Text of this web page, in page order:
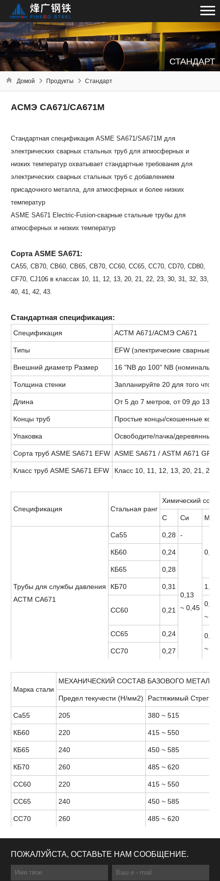
СТАНДАРТ
Домой Продукты Стандарт
АСМЭ СА671/СА671М
Стандартная спецификация ASME SA671/SA671M для
электрических сварных стальных труб для атмосферных и
низких температур охватывает стандартные требования для
электрических сварных стальных труб с добавлением
присадочного металла, для атмосферных и более низких
температур
ASME SA671 Electric-Fusion-сварные стальные трубы для
атмосферных и низких температур
Сорта ASME SA671:
CA55, CB70, CB60, CB65, CB70, CC60, CC65, CC70, CD70, CD80,
CF70, CJ106 в классах 10, 11, 12, 13, 20, 21, 22, 23, 30, 31, 32, 33,
40, 41, 42, 43.
Стандартная спецификация:
Спецификация АСТМ А671/АСМЭ СА671
Типы EFW (электрические сварные
Внешний диаметр Размер 16 "NB до 100" NB
Толщина стенки Запланируйте 20 для того
Длина От 5 до 7 метров, от 09 до 13
Концы труб Простые концы/скошенные
Упаковка Освободите/пачка/деревянный
Сорта труб ASME SA671 EFW ASME SA671 / ASTM A671
Класс труб ASME SA671 EFW Класс 10, 11, 12, 13, 20, 21, 22,
Спецификация Стальная ранг
Химический
С Си Mn
Трубы для службы давления
АСТМ СА671
Ca55 0,28 -
0,98
КБ60 0,24
0,13
~ 0,45
КБ65 0,28
КБ70 0,31 1,30
СС60 0,21
0,55
~
СС65 0,24
0,79
~
СС70 0,27
Марка стали
МЕХАНИЧЕСКИЙ СОСТАВ БАЗОВОГО МЕТАЛЛА
Предел текучести (Н/мм2) Растяжимый Стрегтх
Ca55 205 380 ~ 515
КБ60 220 415 ~ 550
КБ65 240 450 ~ 585
КБ70 260 485 ~ 620
СС60 220 415 ~ 550
СС65 240 450 ~ 585
СС70 260 485 ~ 620
ПОЖАЛУЙСТА, ОСТАВЬТЕ НАМ СООБЩЕНИЕ.